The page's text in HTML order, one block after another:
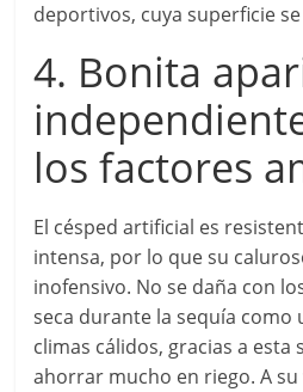
deportivos, cuya superficie
4. Bonita
los factores
El césped artificial es
intensa, por lo que su
inofensivo. No se daña con
seca durante la sequía como
climas cálidos, gracias a esta
ahorrar mucho en riego. A